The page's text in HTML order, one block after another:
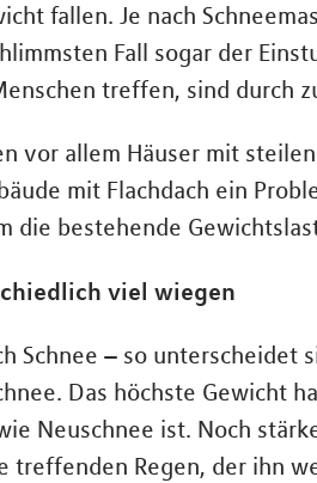
fallen. Je nach
Fall sogar der
treffen, sind durch
vor allem Häuser mit
mit Flachdach ein
die bestehende
viel wiegen
Schnee – so unterscheidet
Das höchste Gewicht
Neuschnee ist. Noch
treffenden Regen, der ihn